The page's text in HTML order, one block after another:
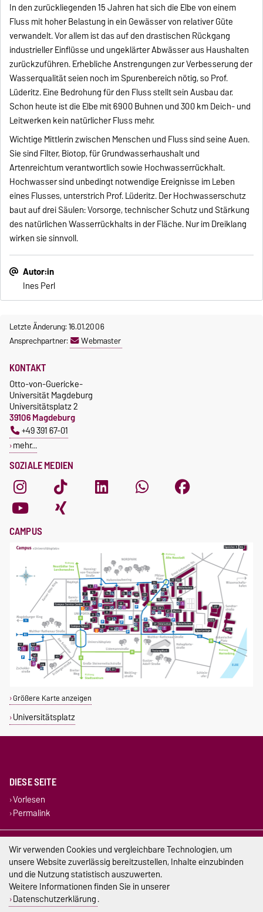
In den zurückliegenden 15 Jahren hat sich die Elbe von einem
Fluss mit hoher Belastung in ein Gewässer von relativer Güte
verwandelt. Vor allem ist das auf den drastischen Rückgang
industrieller Einflüsse und ungeklärter Abwässer aus Haushalten
zurückzuführen. Erhebliche Anstrengungen zur Verbesserung der
Wasserqualität seien noch im Spurenbereich nötig, so Prof.
Lüderitz. Eine Bedrohung für den Fluss stellt sein Ausbau dar.
Schon heute ist die Elbe mit 6900 Buhnen und 300 km Deich- und
Leitwerken kein natürlicher Fluss mehr.
Wichtige Mittlerin zwischen Menschen und Fluss sind seine Auen.
Sie sind Filter, Biotop, für Grundwasserhaushalt und
Artenreichtum verantwortlich sowie Hochwasserrückhalt.
Hochwasser sind unbedingt notwendige Ereignisse im Leben
eines Flusses, unterstrich Prof. Lüderitz. Der Hochwasserschutz
baut auf drei Säulen: Vorsorge, technischer Schutz und Stärkung
des natürlichen Wasserrückhalts in der Fläche. Nur im Dreiklang
wirken sie sinnvoll.
Autor:in
Ines Perl
Letzte Änderung: 16.01.2006
Ansprechpartner:
Webmaster
SOZIALE MEDIEN
KONTAKT
Otto-von-Guericke-
Universität Magdeburg
Universitätsplatz 2
39106 Magdeburg
+49 391 67-01
mehr…
CAMPUS
Größere Karte anzeigen
Universitätsplatz
DIESE SEITE
Vorlesen
Permalink
Impressum
Datenschutz
Barrierefreiheit
Wir verwenden Cookies und vergleichbare Technologien, um
unsere Website zuverlässig bereitzustellen, Inhalte einzubinden
und die Nutzung statistisch auszuwerten.
Weitere Informationen finden Sie in unserer
Datenschutzerklärung.